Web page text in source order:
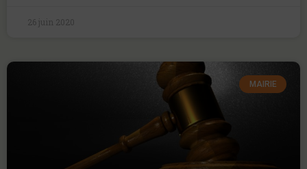
26 juin 2020
MAIRIE